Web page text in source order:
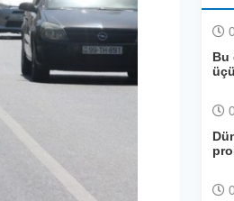
Bu